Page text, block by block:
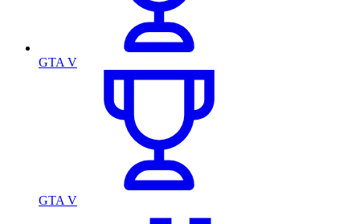
GTA V
GTA V